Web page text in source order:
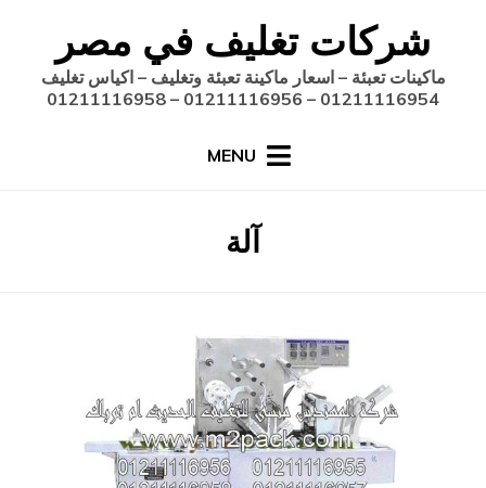
content
شركات تغليف في مصر
ماكينات تعبئة – اسعار ماكينة تعبئة وتغليف – اكياس تغليف
01211116954 – 01211116956 – 01211116958
MENU
الوسم
:
آلة